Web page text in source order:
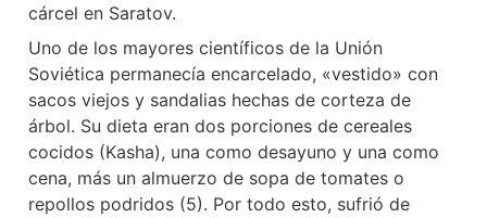
cárcel en Saratov.
Uno de los mayores científicos de la Unión
Soviética permanecía encarcelado, «vestido» con
sacos viejos y sandalias hechas de corteza de
árbol. Su dieta eran dos porciones de cereales
cocidos (Kasha), una como desayuno y una como
cena, más un almuerzo de sopa de tomates o
repollos podridos (5). Por todo esto, sufrió de